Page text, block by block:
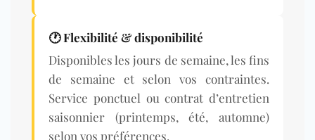
🕐 Flexibilité & disponibilité
Disponibles les jours de semaine, les fins
de semaine et selon vos contraintes.
Service ponctuel ou contrat d’entretien
saisonnier (printemps, été, automne)
selon vos préférences.